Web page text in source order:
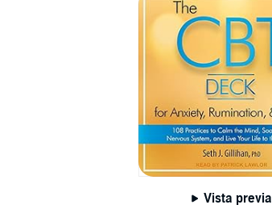
Vista previa